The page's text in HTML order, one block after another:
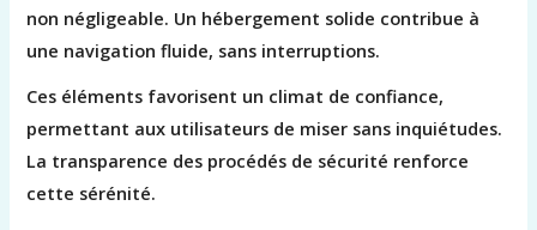
non négligeable. Un hébergement solide contribue à
une navigation fluide, sans interruptions.
Ces éléments favorisent un climat de confiance,
permettant aux utilisateurs de miser sans inquiétudes.
La transparence des procédés de sécurité renforce
cette sérénité.